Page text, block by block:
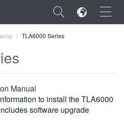
×
TLA6000 Series
Manual
to install the TLA6000
software upgrade